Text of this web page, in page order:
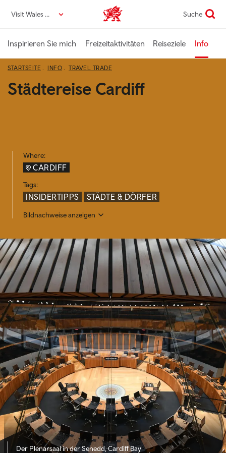
zumVisit Wales DE VisitWales home Suche
Inspirieren Sie mich Freizeitaktivitäten Reiseziele Info
STARTSEITE INFO TRAVEL TRADE
Städtereise Cardiff
Where:
CARDIFF
Tags:
INSIDERTIPPS STÄDTE & DÖRFER
Bildnachweise anzeigen
Der Plenarsaal in der Senedd, Cardiff Bay